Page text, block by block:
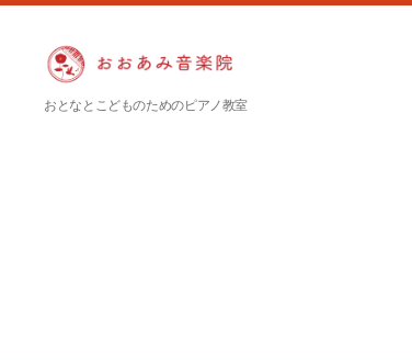
お
おとなとこどものためのピアノ教室